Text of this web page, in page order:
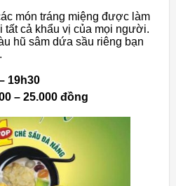
món tráng miệng được làm
cả khẩu vị của mọi người.
hũ sâm dứa sầu riêng bạn
19h30
– 25.000 đồng